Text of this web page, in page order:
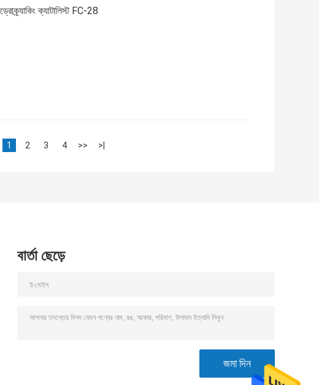
ক্যাটালিস্ট FC-28
1 2 3 4 >> >|
বার্তা ছেড়ে